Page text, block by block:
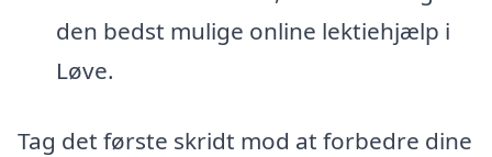
den bedst mulige online lektiehjælp i
Løve.
Tag det første skridt mod at forbedre dine